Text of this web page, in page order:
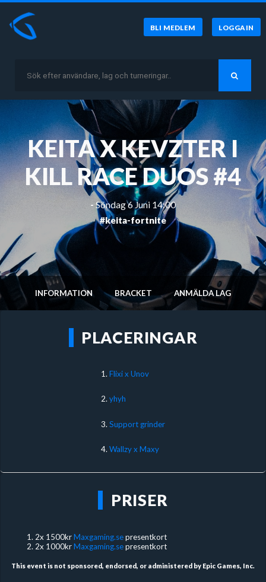
BLI MEDLEM LOGGA IN
KEITA X KEVZTER I
KILL RACE DUOS #4
- Söndag 6 Juni 14:00
#keita-fortnite
INFORMATION BRACKET ANMÄLDA LAG
PLACERINGAR
1. Flixi x Unov
2.yhyh
3. Support grinder
4.Wallzy x Maxy
PRISER
2x 1500krMaxgaming.sepresentkort
2x 1000krMaxgaming.sepresentkort
This event is not sponsored, endorsed, or administered by Epic Games, Inc.